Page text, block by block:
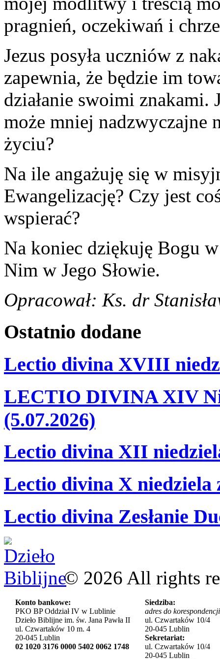
pragnień, oczekiwań i
Jezus posyła uczniów z
zapewnia, że będzie im
działanie swoimi znakami.
może mniej nadzwyczajne
życiu?
Na ile angażuję się w
Ewangelizację? Czy jest
wspierać?
Na koniec dziękuję Bogu
Nim w Jego Słowie.
Opracował: Ks. dr
Ostatnio dodane
Lectio divina XVIII
LECTIO DIVINA XIV
(5.07.2026)
Lectio divina XII
Lectio divina X niedziela
Lectio divina Zesłanie
© 2026 All rights
Konto bankowe:
PKO BP Oddział IV w Lublinie
Dzieło Biblijne im. św. Jana Pawła II
ul. Czwartaków 10 m. 4
20-045 Lublin
02 1020 3176 0000 5402 0062 1748
Siedziba:
adres do
ul. Czwartaków 10/4
20-045 Lublin
Sekretariat:
ul. Czwartaków 10/4
20-045 Lublin